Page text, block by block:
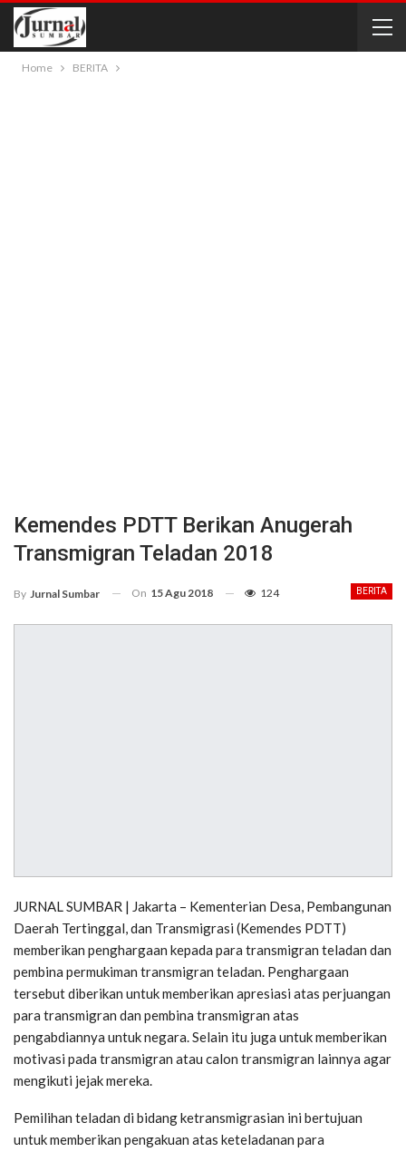
Home BERITA
Kemendes PDTT Berikan Anugerah
Transmigran Teladan 2018
BERITA
By Jurnal Sumbar On 15 Agu 2018 124
JURNAL SUMBAR | Jakarta – Kementerian Desa, Pembangunan
Daerah Tertinggal, dan Transmigrasi (Kemendes PDTT)
memberikan penghargaan kepada para transmigran teladan dan
pembina permukiman transmigran teladan. Penghargaan
tersebut diberikan untuk memberikan apresiasi atas perjuangan
para transmigran dan pembina transmigran atas
pengabdiannya untuk negara. Selain itu juga untuk memberikan
motivasi pada transmigran atau calon transmigran lainnya agar
mengikuti jejak mereka.
Pemilihan teladan di bidang ketransmigrasian ini bertujuan
untuk memberikan pengakuan atas keteladanan para